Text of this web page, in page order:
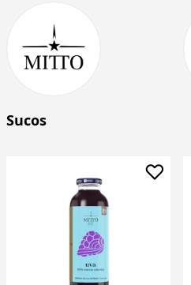
Sucos